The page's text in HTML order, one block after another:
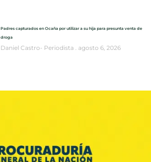
Padres capturados en Ocaña por utilizar a su hija para presunta venta de
droga
Daniel Castro- Periodista agosto 6, 2026